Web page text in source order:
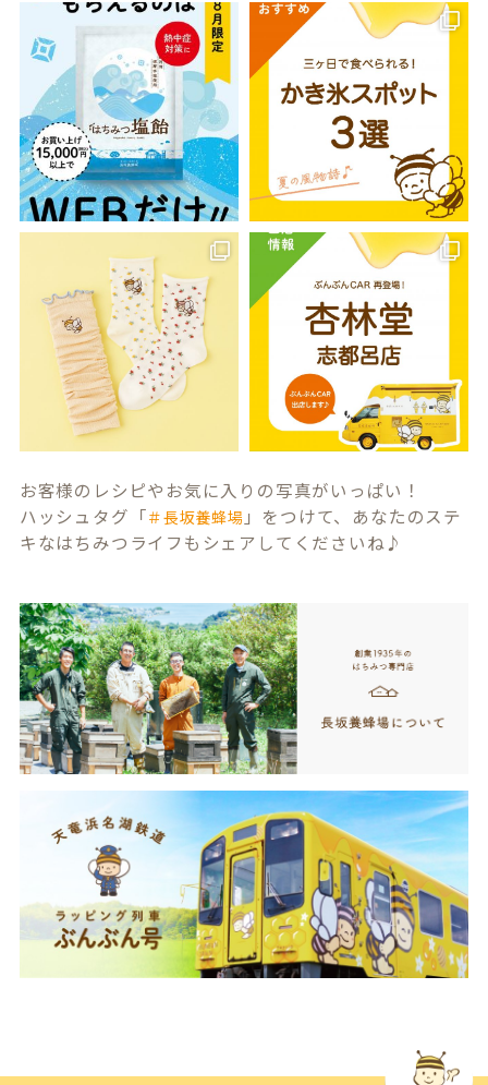
お客様のレシピやお気に入りの写真がいっぱい！
ハッシュタグ「＃長坂養蜂場 」をつけて、あなたのステ
キなはちみつライフもシェアしてくださいね♪